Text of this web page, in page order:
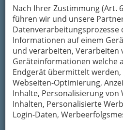
Nach Ihrer Zustimmung (Art.
führen wir und unsere
Datenverarbeitungsprozesse
Informationen auf einem
und verarbeiten, Verarbeiten
Geräteinformationen welche
Endgerät übermittelt werden,
Webseiten-Optimierung,
Inhalte, Personalisierung von
Inhalten, Personalisierte
Login-Daten,
Beisln, Bars, Pubs
Beisln - Kneipen